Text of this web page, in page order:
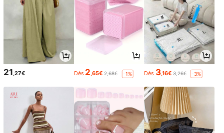
21,27€ Dès 2,65€ 2,68€ -1% Dès 3,16€ 3,26€ -3%